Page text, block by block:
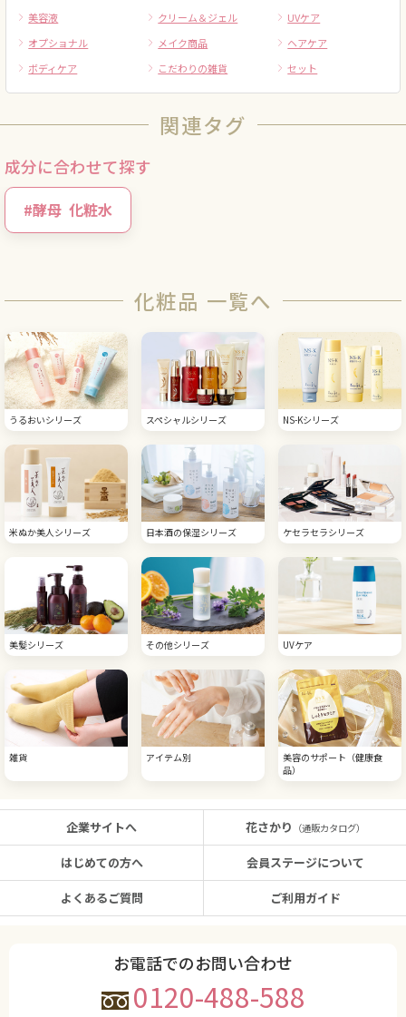
美容液
クリーム＆ジェル
UVケア
オプショナル
メイク商品
ヘアケア
ボディケア
こだわりの雑貨 セット
関連タグ
成分に合わせて探す
#酵母 化粧水
化粧品 一覧へ
うるおいシリーズ スペシャルシリーズ NS-Kシリーズ
米ぬか美人シリーズ 日本酒の保湿シリーズ ケセラセラシリーズ
美髪シリーズ その他シリーズ UVケア
雑貨 アイテム別
美容のサポート（健康食
品）
企業サイトへ
はじめての方へ
よくあるご質問
花さかり （通販カタログ）
会員ステージについて
ご利用ガイド
お電話でのお問い合わせ
0120-488-588